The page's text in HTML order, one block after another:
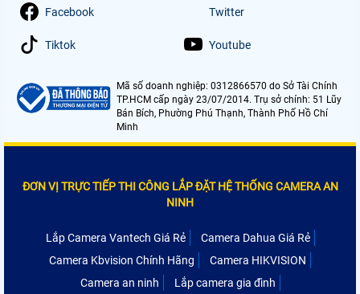
Facebook Twitter
Tiktok Youtube
Mã số doanh nghiệp: 0312866570 do Sở Tài Chính
TP.HCM cấp ngày 23/07/2014. Trụ sở chính: 51 Lũy
Bán Bích, Phường Phú Thạnh, Thành Phố Hồ Chí
Minh
ĐƠN VỊ TRỰC TIẾP THI CÔNG LẮP ĐẶT HỆ THỐNG CAMERA AN
NINH
Lắp Camera Vantech Giá Rẻ
Camera Dahua Giá Rẻ
Camera Kbvision Chính Hãng
Camera HIKVISION
Camera an ninh
Lắp camera gia đình